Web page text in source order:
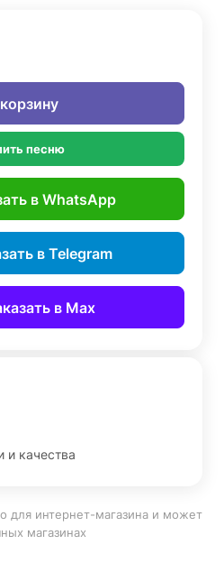
песню
в WhatsApp
в Telegram
в Max
и качества
для интернет-магазина и может
магазинах